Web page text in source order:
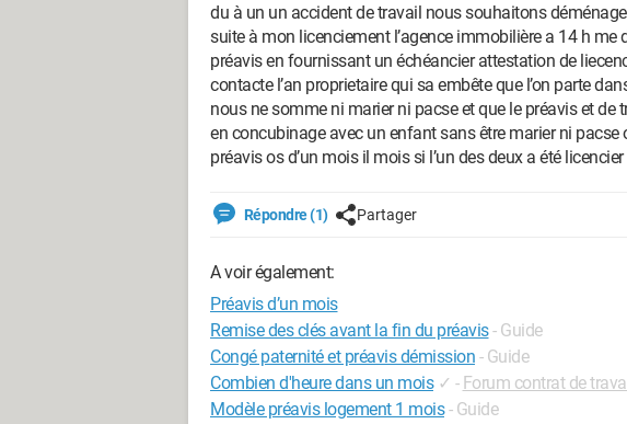
du à un un accident de travail nous souhaitons
suite à mon licenciement l’agence immobilière a 14 h me
préavis en fournissant un échéancier attestation de
contacte l’an proprietaire qui sa embête que l’on parte
nous ne somme ni marier ni pacse et que le préavis et de
en concubinage avec un enfant sans être marier ni
préavis os d’un mois il mois si l’un des deux a été
Répondre (1) Partager
A voir également:
Préavis d’un mois
Remise des clés avant la fin du préavis- Guide
Congé paternité et préavis démission - Guide
Combien d'heure dans un mois ✓ - Forum contrat de
Modèle préavis logement 1 mois - Guide